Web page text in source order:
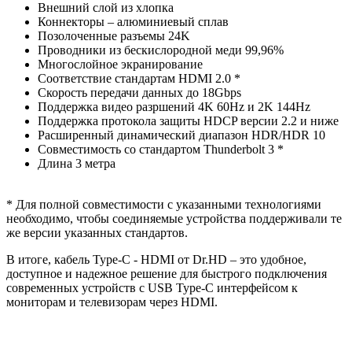
Внешний слой из хлопка
Коннекторы – алюминиевый сплав
Позолоченные разъемы 24K
Проводники из бескислородной меди 99,96%
Многослойное экранирование
Соответствие стандартам HDMI 2.0 *
Скорость передачи данных до 18Gbps
Поддержка видео разршений 4K 60Hz и 2K 144Hz
Поддержка протокола защиты HDCP версии 2.2 и ниже
Расширенный динамический диапазон HDR/HDR 10
Совместимость со стандартом Thunderbolt 3 *
Длина 3 метра
* Для полной совместимости с указанными технологиями
необходимо, чтобы соединяемые устройства поддерживали те
же версии указанных стандартов.
В итоге, кабель Type-C - HDMI от Dr.HD – это удобное,
доступное и надежное решение для быстрого подключения
современных устройств с USB Type-C интерфейсом к
мониторам и телевизорам через HDMI.